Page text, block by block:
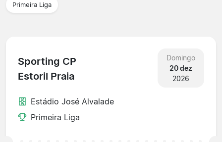
Primeira Liga
Sporting CP
Estoril Praia
Domingo
20 dez
2026
Estádio José Alvalade
Primeira Liga